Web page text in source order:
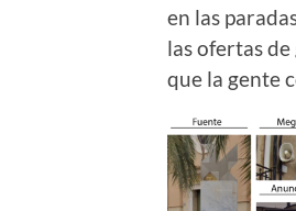
en las
las ofertas
que la gente